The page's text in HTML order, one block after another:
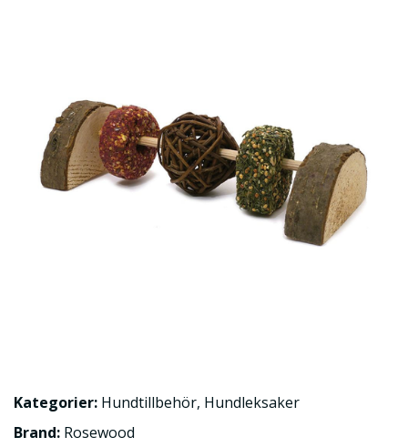
Kategorier: Hundtillbehör, Hundleksaker
Brand: Rosewood